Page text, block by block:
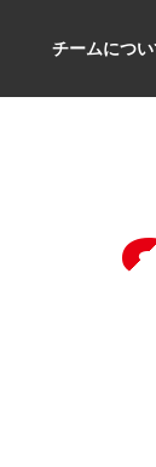
チームについ